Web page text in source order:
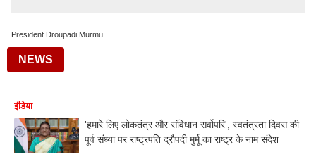
President Droupadi Murmu
NEWS
इंडिया
'हमारे लिए लोकतंत्र और संविधान सर्वोपरि', स्वतंत्रता दिवस की
पूर्व संध्या पर राष्ट्रपति द्रौपदी मुर्मू का राष्ट्र के नाम संदेश